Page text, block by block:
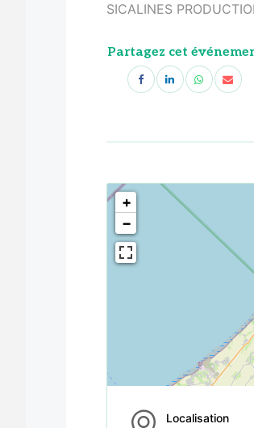
SICALINES
Partagez cet
<!---->
+
−
Localisation